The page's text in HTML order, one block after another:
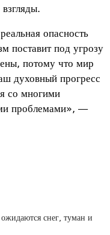
опасность
поставит под угрозу
потому что мир
духовный прогресс
со многими
проблемами», —
снег, туман и